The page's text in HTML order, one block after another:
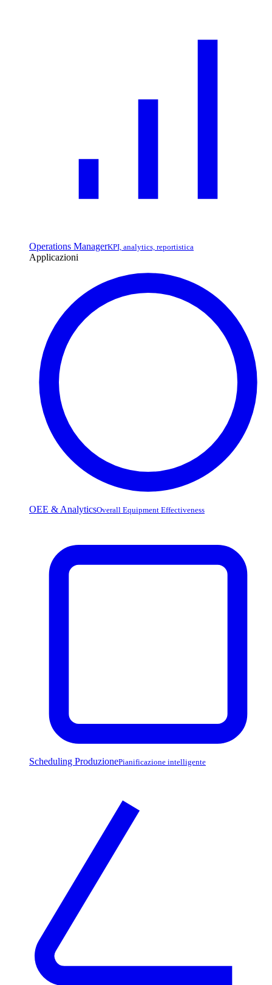
Operations ManagerKPI, analytics, reportistica
Applicazioni
OEE & AnalyticsOverall Equipment Effectiveness
Scheduling ProduzionePianificazione intelligente